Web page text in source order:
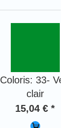
Coloris: 33- Vert
clair
15,04 € *